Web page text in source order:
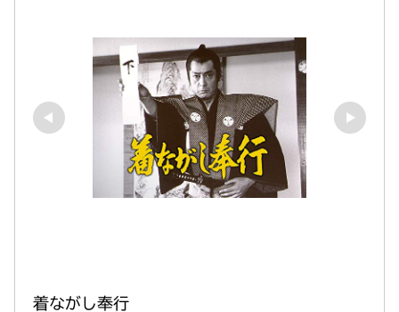
着ながし奉行